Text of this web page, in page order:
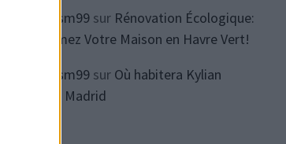
ทางเข้า lsm99sur Rénovation Écologique:
Transformez Votre Maison en Havre Vert!
ทางเข้า lsm99sur Où habitera Kylian
Mbappe à Madrid